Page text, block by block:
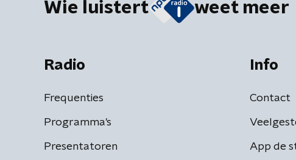
Wie luistert weet meer
Radio
Frequenties
Programma's
Presentatoren
Info
Contact
App de